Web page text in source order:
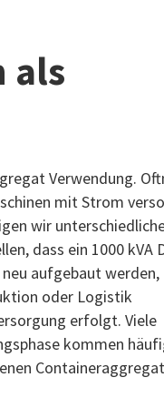
als
Verwendung.
mit Strom
wir
dass ein 1000 kVA
aufgebaut werden,
oder Logistik
erfolgt. Viele
kommen